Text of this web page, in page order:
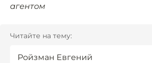
агентом
Читайте на тему:
Ройзман Евгений